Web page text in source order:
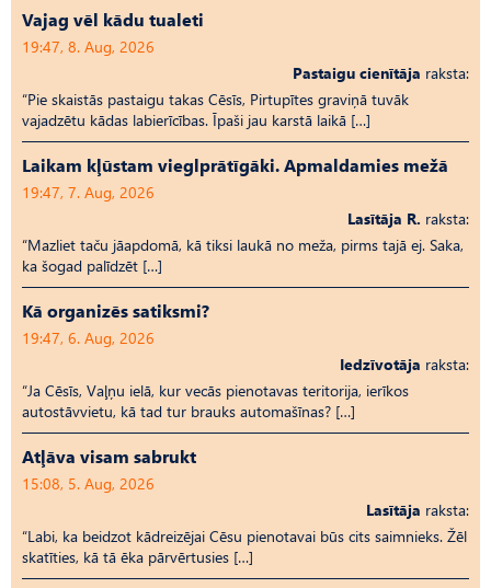
Vajag vēl kādu tualeti
19:47, 8. Aug, 2026
Pastaigu cienītāja raksta:
“Pie skaistās pastaigu takas Cēsīs, Pirtupītes graviņā tuvāk
vajadzētu kādas labierīcības. Īpaši jau karstā laikā […]
Laikam kļūstam vieglprātīgāki. Apmaldamies mežā
19:47, 7. Aug, 2026
Lasītāja R. raksta:
“Mazliet taču jāapdomā, kā tiksi laukā no meža, pirms tajā ej. Saka,
ka šogad palīdzēt […]
Kā organizēs satiksmi?
19:47, 6. Aug, 2026
Iedzīvotāja raksta:
“Ja Cēsīs, Vaļņu ielā, kur vecās pienotavas teritorija, ierīkos
autostāvvietu, kā tad tur brauks automašīnas? […]
Atļāva visam sabrukt
15:08, 5. Aug, 2026
Lasītāja raksta:
“Labi, ka beidzot kādreizējai Cēsu pienotavai būs cits saimnieks. Žēl
skatīties, kā tā ēka pārvērtusies […]